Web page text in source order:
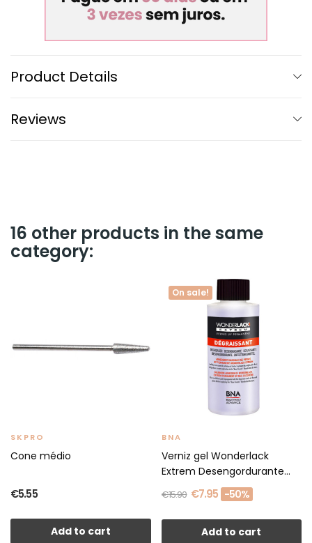
Product Details
Reviews
16 other products in the same
category:
SKPRO
Cone médio
€5.55
Add to cart
On sale!
BNA
Verniz gel Wonderlack
Extrem Desengordurante
€15.90 €7.95 -50%
Add to cart